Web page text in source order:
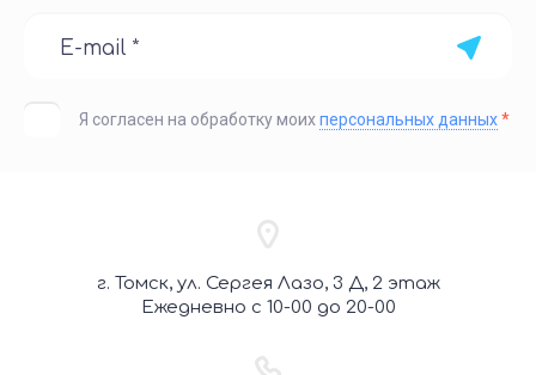
Я согласен на обработку моихперсональных данных*
г. Томск, ул. Сергея Лазо, 3 Д, 2 этаж
Ежедневно с 10-00 до 20-00